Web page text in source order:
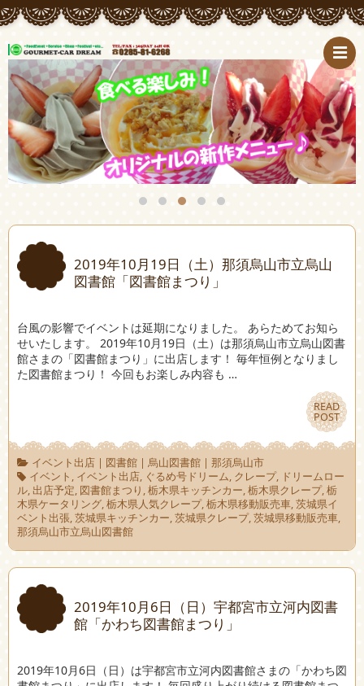
2019年10月19日（土）那須烏山市立烏山
図書館「図書館まつり」
台風の影響でイベントは延期になりました。 あらためてお知ら
せいたします。 2019年10月19日（土）は那須烏山市立烏山図書
館さまの「図書館まつり」に出店します！ 毎年恒例となりまし
た図書館まつり！ 今回もお楽しみ内容も …
READ
POST
READ
POST
イベント出店| 図書館| 烏山図書館| 那須烏山市
イベント , イベント出店, ぐるめ号ドリーム, クレープ, ドリームロー
ル, 出店予定, 図書館まつり ,栃木県キッチンカー,栃木県クレープ,栃
木県ケータリング,栃木県人気クレープ,栃木県移動販売車,茨城県イ
ベント出張,茨城県キッチンカー,茨城県クレープ,茨城県移動販売車,
那須烏山市立烏山図書館
2019年10月6日（日）宇都宮市立河内図書
館「かわち図書館まつり」
2019年10月6日（日）は宇都宮市立河内図書館さまの「かわち図